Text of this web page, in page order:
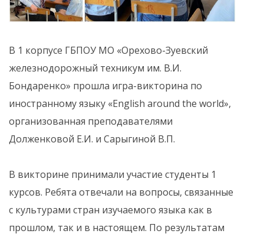
В 1 корпусе ГБПОУ МО «Орехово-Зуевский
железнодорожный техникум им. В.И.
Бондаренко» прошла игра-викторина по
иностранному языку «English around the world»,
организованная преподавателями
Долженковой Е.И. и Сарыгиной В.П.
В викторине принимали участие студенты 1
курсов. Ребята отвечали на вопросы, связанные
с культурами стран изучаемого языка как в
прошлом, так и в настоящем. По результатам